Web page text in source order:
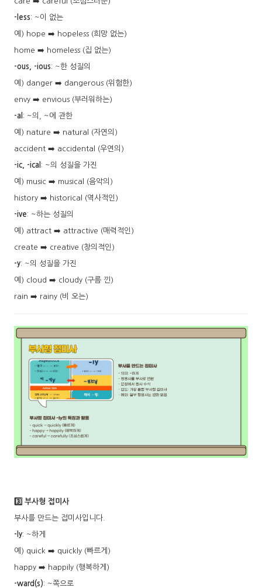
-less: ~이 없는
예) hope ➡️ hopeless (희망 없는)
home ➡️ homeless (집 없는)
-ous, -ious: ~한 성질의
예) danger ➡️ dangerous (위험한)
envy ➡️ envious (부러워하는)
-al : ~의, ~에 관한
예) nature ➡️ natural (자연의)
accident ➡️ accidental (우연의)
-ic, -ical : ~의 성질을 가진
예) music ➡️ musical (음악의)
history ➡️ historical (역사적인)
-ive: ~하는 성질의
예) attract ➡️ attractive (매력적인)
create ➡️ creative (창의적인)
-y: ~의 성질을 가진
예) cloud ➡️ cloudy (구름 낀)
rain ➡️ rainy (비 오는)
3️⃣ 부사형 접미사
부사를 만드는 접미사입니다.
-ly: ~하게
예) quick ➡️ quickly (빠르게)
happy ➡️ happily (행복하게)
-ward(s): ~쪽으로